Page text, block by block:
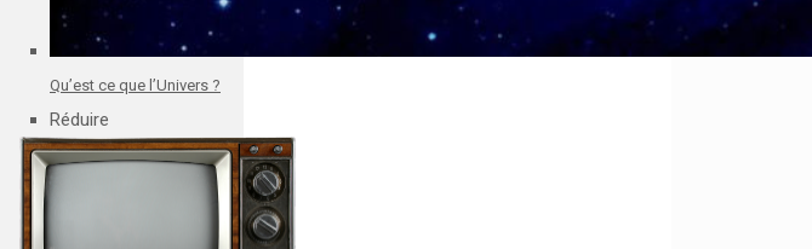
Qu’est ce que l’Univers ?
Réduire